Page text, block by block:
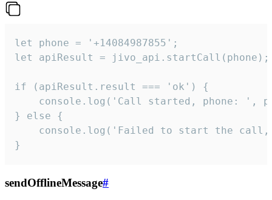
let phone = '+14084987855';
let apiResult = jivo_api.startCall(phone);
if (apiResult.result === 'ok') {
console.log('Call started, phone: ',
} else {
console.log('Failed to start the
}
sendOfflineMessage#